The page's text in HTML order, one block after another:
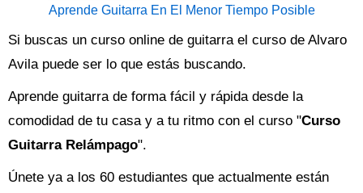
Aprende Guitarra En El Menor Tiempo Posible
Si buscas un curso online de guitarra el curso de Alvaro
Avila puede ser lo que estás buscando.
Aprende guitarra de forma fácil y rápida desde la
comodidad de tu casa y a tu ritmo con el curso "Curso
Guitarra Relámpago".
Únete ya a los 60 estudiantes que actualmente están